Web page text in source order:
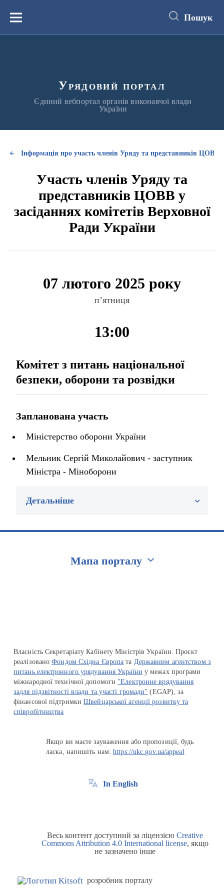
вмістуМеню Пошук
Урядовий портал
Єдиний вебпортал органів виконавчої влади
України
Інформація про участь членів Уряду та представників ЦОВВ
Участь членів Уряду та
представників ЦОВВ у
засіданнях комітетів Верховної
Ради України
07 лютого 2025 року
п’ятниця
13:00
Комітет з питань національної
безпеки, оборони та розвідки
Запланована участь
Міністерство оборони України
Мельник Сергій Миколайович - заступник
Міністра - Міноборони
Детальніше
Мапа порталу
Власність Секретаріату Кабінету Міністрів України. Проєкт
реалізованоФондом Східна Європа та Державним агентством з
питань електронного урядування України у межах програми
міжнародної технічної допомоги "Електронне врядування
задля підзвітності влади та участі громади" (EGAP), за
фінансової підтримкиШвейцарської агенції розвитку та
співробітництва
Якщо ви маєте зауваження або пропозиції, будь
ласка, напишіть нам:https://ukc.gov.ua/appeal
In English
Весь контент доступний за ліцензією Creative
Commons Attribution 4.0 International license, якщо
не зазначено інше
розробник порталу